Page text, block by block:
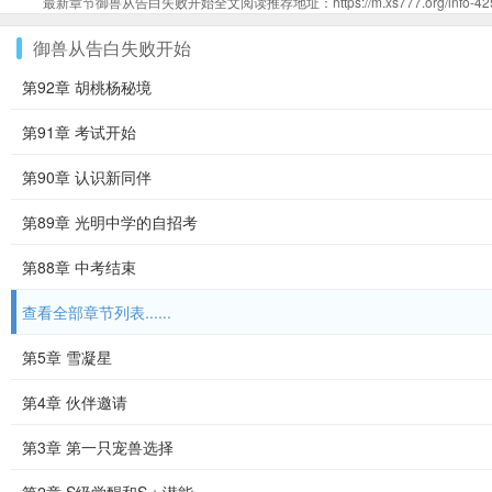
御兽从告白失败开始
第92章 胡桃杨秘境
第91章 考试开始
第90章 认识新同伴
第89章 光明中学的自招考
第88章 中考结束
查看全部章节列表......
第5章 雪凝星
第4章 伙伴邀请
第3章 第一只宠兽选择